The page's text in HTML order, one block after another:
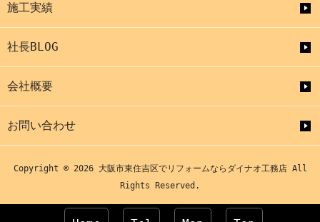
施工実績
社長BLOG
会社概要
お問い合わせ
Copyright © 2026 大阪市東住吉区でリフォームならダイナオ工務店 All
Rights Reserved.